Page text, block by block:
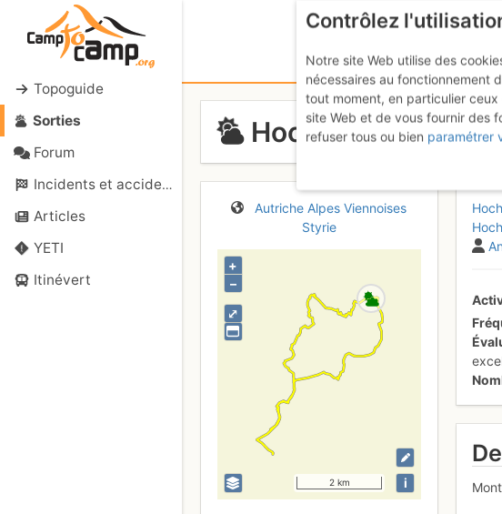
Topoguide
Sorties
Forum
Incidents et accidents
Articles
YETI
Itinévert
Hochtor
Autriche Alpes Viennoises
Styrie
+
–
2 km i
⤢
Contrôlez
Notre site Web utilise des
nécessaires au fonctionnement
tout moment, en particulier
site Web et de vous fournir des
refuser tous ou bien paramétrer